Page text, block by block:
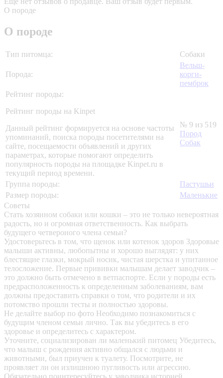
О породе
О породе
Тип питомца: Собаки
Порода:
Вельш-
корги-
пемброк
Рейтинг породы:
Рейтинг породы на Kinpet
Данный рейтинг формируется на основе частоты
упоминаний, поиска породы посетителями на
сайте, посещаемости объявлений и других
параметрах, которые помогают определить
популярность породы на площадке Kinpet.ru в
текущий период времени.
№ 9 из 519
Пород
Собак
Группа породы:
Пастушьи
Размер породы:
Маленькие
Советы
Стать хозяином собаки или кошки – это не только невероятная
радость, но и огромная ответственность. Как выбрать
будущего четвероного члена семьи?
Удостоверьтесь в том, что щенок или котенок здоров Здоровые
малыши активны, любопытны и хорошо выглядят: у них
блестящие глазки, мокрый носик, чистая шерстка и упитанное
телосложение. Первые прививки малышам делает заводчик –
это должно быть отмечено в ветпаспорте. Если у породы есть
предрасположенность к определенным заболеваниям, вам
должны предоставить справки о том, что родители и их
потомство прошли тесты и полностью здоровы.
Не делайте выбор по фото Необходимо познакомиться с
будущим членом семьи лично. Так вы убедитесь в его
здоровье и определитесь с характером.
Уточните, социализирован ли маленький питомец Убедитесь,
что малыш с рождения активно общался с людьми и
животными, был приучен к туалету. Посмотрите, не
проявляет ли он излишнюю пугливость или агрессию.